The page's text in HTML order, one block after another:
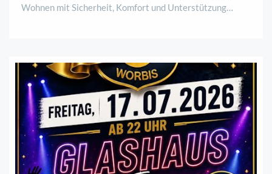
Wohnen mit Sicherheit, Komfort und Unterstützung
HoKo und de ..